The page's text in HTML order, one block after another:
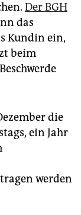
Der BGH
das
Kundin ein,
beim
die
ein Jahr
werden